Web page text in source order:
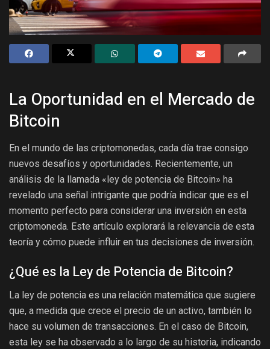
La Oportunidad en el Mercado de
Bitcoin
En el mundo de las criptomonedas, cada día trae consigo
nuevos desafíos y oportunidades. Recientemente, un
análisis de la llamada «ley de potencia de Bitcoin» ha
revelado una señal intrigante que podría indicar que es el
momento perfecto para considerar una inversión en esta
criptomoneda. Este artículo explorará la relevancia de esta
teoría y cómo puede influir en tus decisiones de inversión.
¿Qué es la Ley de Potencia de Bitcoin?
La ley de potencia es una relación matemática que sugiere
que, a medida que crece el precio de un activo, también lo
hace su volumen de transacciones. En el caso de Bitcoin,
esta ley se ha observado a lo largo de su historia, indicando